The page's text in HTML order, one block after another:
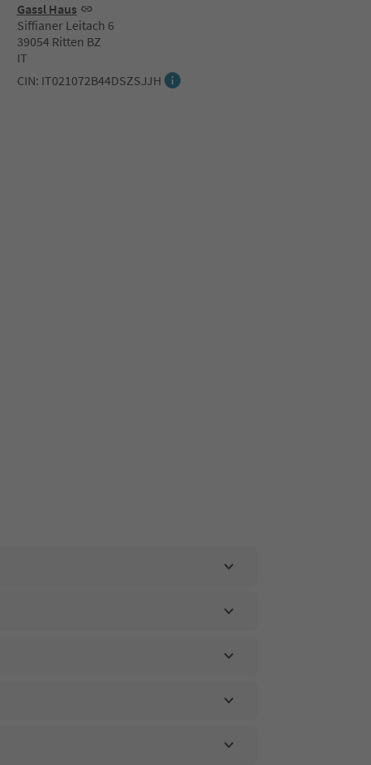
Gassl Haus
Siffianer Leitach 6
39054 Ritten BZ
IT
CIN: IT021072B44DSZSJJH